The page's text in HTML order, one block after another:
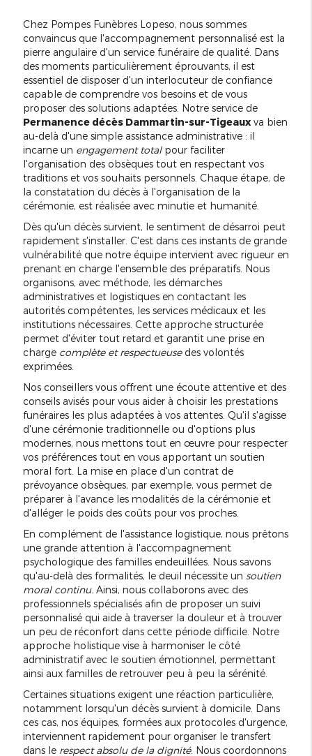
Chez Pompes Funèbres Lopeso, nous sommes
convaincus que l'accompagnement personnalisé est la
pierre angulaire d'un service funéraire de qualité. Dans
des moments particulièrement éprouvants, il est
essentiel de disposer d'un interlocuteur de confiance
capable de comprendre vos besoins et de vous
proposer des solutions adaptées. Notre service de
Permanence décès Dammartin-sur-Tigeauxva bien
au-delà d'une simple assistance administrative : il
incarne un engagement totalpour faciliter
l'organisation des obsèques tout en respectant vos
traditions et vos souhaits personnels. Chaque étape, de
la constatation du décès à l'organisation de la
cérémonie, est réalisée avec minutie et humanité.
Dès qu'un décès survient, le sentiment de désarroi peut
rapidement s'installer. C'est dans ces instants de grande
vulnérabilité que notre équipe intervient avec rigueur en
prenant en charge l'ensemble des préparatifs. Nous
organisons, avec méthode, les démarches
administratives et logistiques en contactant les
autorités compétentes, les services médicaux et les
institutions nécessaires. Cette approche structurée
permet d'éviter tout retard et garantit une prise en
charge complète et respectueusedes volontés
exprimées.
Nos conseillers vous offrent une écoute attentive et des
conseils avisés pour vous aider à choisir les prestations
funéraires les plus adaptées à vos attentes. Qu'il s'agisse
d'une cérémonie traditionnelle ou d'options plus
modernes, nous mettons tout en œuvre pour respecter
vos préférences tout en vous apportant un soutien
moral fort. La mise en place d'un contrat de
prévoyance obsèques, par exemple, vous permet de
préparer à l'avance les modalités de la cérémonie et
d'alléger le poids des coûts pour vos proches.
En complément de l'assistance logistique, nous prêtons
une grande attention à l'accompagnement
psychologique des familles endeuillées. Nous savons
qu'au-delà des formalités, le deuil nécessite un soutien
moral continu. Ainsi, nous collaborons avec des
professionnels spécialisés afin de proposer un suivi
personnalisé qui aide à traverser la douleur et à trouver
un peu de réconfort dans cette période difficile. Notre
approche holistique vise à harmoniser le côté
administratif avec le soutien émotionnel, permettant
ainsi aux familles de retrouver peu à peu la sérénité.
Certaines situations exigent une réaction particulière,
notamment lorsqu'un décès survient à domicile. Dans
ces cas, nos équipes, formées aux protocoles d'urgence,
interviennent rapidement pour organiser le transfert
dans le respect absolu de la dignité. Nous coordonnons